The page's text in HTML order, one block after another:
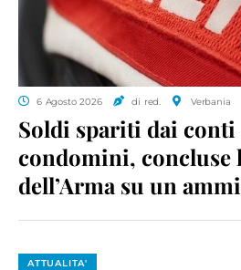
6 Agosto 2026 di red. Verbania
Soldi spariti dai conti
condomini, concluse
dell’Arma su un
ATTUALITA'